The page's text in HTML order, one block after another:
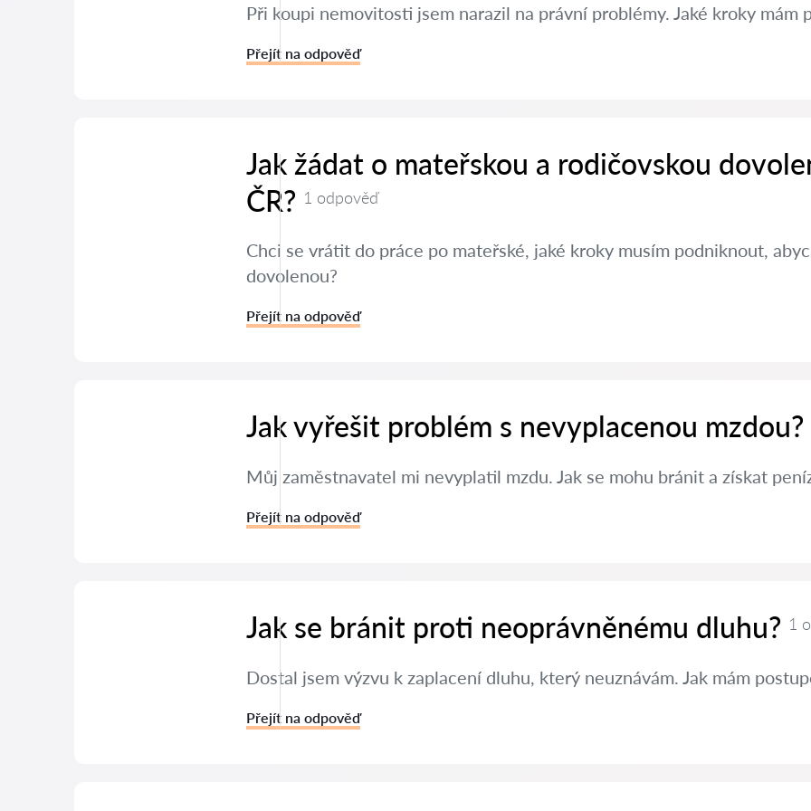
Při koupi nemovitosti jsem narazil na právní problémy. Jaké kroky mám
Přejít na odpověď
Jak žádat o mateřskou a rodičovskou
ČR? 1 odpověď
Chci se vrátit do práce po mateřské, jaké kroky musím podniknout,
dovolenou?
Přejít na odpověď
Jak vyřešit problém s nevyplacenou mzdou?
Můj zaměstnavatel mi nevyplatil mzdu. Jak se mohu bránit a získat
Přejít na odpověď
Jak se bránit proti neoprávněnému dluhu? 1
Dostal jsem výzvu k zaplacení dluhu, který neuznávám. Jak mám
Přejít na odpověď